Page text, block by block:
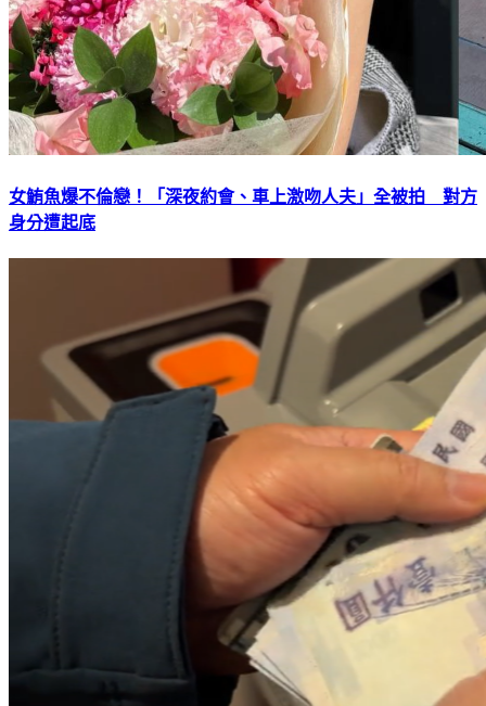
女鮪魚爆不倫戀！「深夜約會、車上激吻人夫」全被拍 對方
身分遭起底